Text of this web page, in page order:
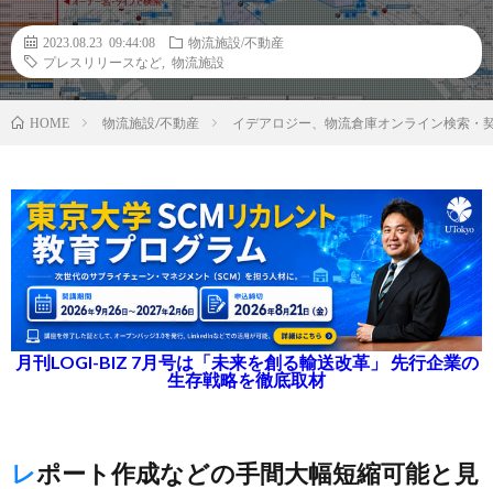
2023.08.23 09:44:08
物流施設/不動産
プレスリリースなど
物流施設
HOME 物流施設/不動産 イデアロジー、物流倉庫オンライン検索・
月刊LOGI-BIZ 7月号は「未来を創る輸送改革」 先行企業の
生存戦略を徹底取材
レポート作成などの手間大幅短縮可能と見